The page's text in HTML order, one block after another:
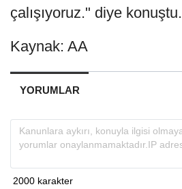
çalışıyoruz." diye konuştu.
Kaynak: AA
YORUMLAR